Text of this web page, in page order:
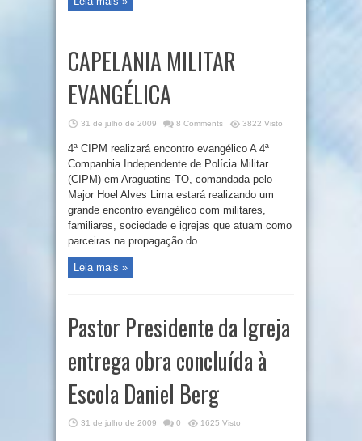
CAPELANIA MILITAR
EVANGÉLICA
31 de julho de 2009 8 Comments 3822 Visto
4ª CIPM realizará encontro evangélico A 4ª
Companhia Independente de Polícia Militar
(CIPM) em Araguatins-TO, comandada pelo
Major Hoel Alves Lima estará realizando um
grande encontro evangélico com militares,
familiares, sociedade e igrejas que atuam como
parceiras na propagação do ...
Leia mais »
Pastor Presidente da Igreja
entrega obra concluída à
Escola Daniel Berg
31 de julho de 2009 0 1625 Visto